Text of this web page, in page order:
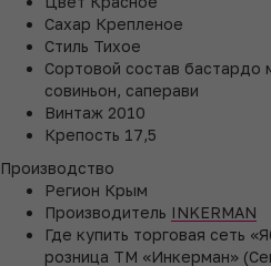
Сахар Крепленое
Стиль Тихое
Сортовой состав бастардо
совиньон, саперави
Винтаж 2010
Крепость 17,5
Производство
Регион Крым
Производитель INKERMAN
Где купить торговая сеть
розница ТМ «Инкерман»